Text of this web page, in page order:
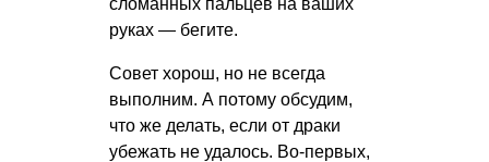
руках — бегите.
Совет хорош, но не всегда
выполним. А потому обсудим,
что же делать, если от драки
убежать не удалось. Во-первых,